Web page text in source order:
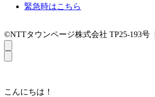
緊急時はこちら
©NTTタウンページ株式会社 TP25-193号【
こんにちは！